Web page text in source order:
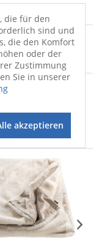
die für den
sind und
die den Komfort
oder der
Zustimmung
Sie in unserer
akzeptieren